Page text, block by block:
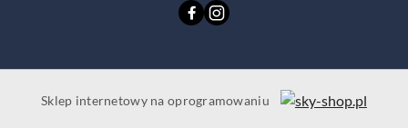
Sklep internetowy na oprogramowaniu